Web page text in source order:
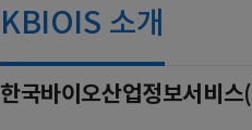
KBIOIS 소개
한국바이오산업정보서